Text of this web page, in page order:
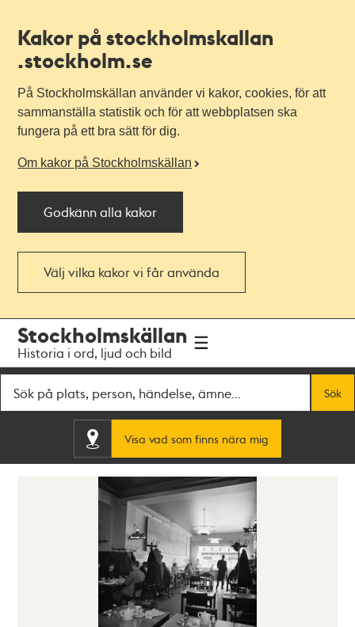
Kakor på stockholmskallan
.stockholm.se
På Stockholmskällan använder vi kakor, cookies, för att
sammanställa statistik och för att webbplatsen ska
fungera på ett bra sätt för dig.
Om kakor på Stockholmskällan
Godkänn alla kakor
Välj vilka kakor vi får använda
navigationen
huvudinnehållet
Stockholmskällan
Historia i ord, ljud och bild
Sök
Visa vad som finns nära mig